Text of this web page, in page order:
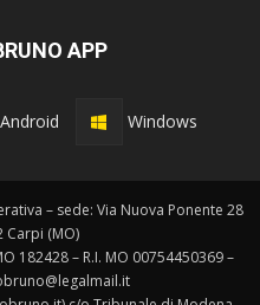
APP
Android Windows
– sede: Via Nuova Ponente 28
Carpi (MO)
182428 – R.I. MO 00754450369 –